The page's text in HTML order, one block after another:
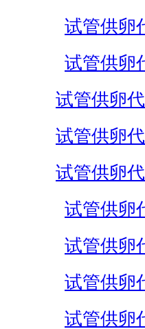
试管供卵
试管供卵
试管供卵
试管供卵
试管供卵
试管供卵
试管供卵
试管供卵
试管供卵